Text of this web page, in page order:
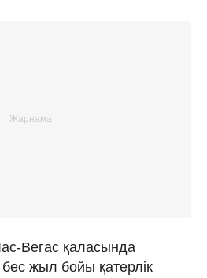
Вегас қаласында
жыл бойы қатерлік